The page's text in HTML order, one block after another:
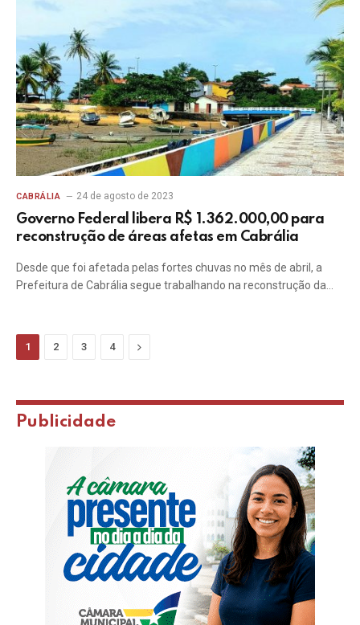
CABRÁLIA 24 de agosto de 2023
Governo Federal libera R$ 1.362.000,00 para
reconstrução de áreas afetas em Cabrália
Desde que foi afetada pelas fortes chuvas no mês de abril, a
Prefeitura de Cabrália segue trabalhando na reconstrução da…
1 2 3 4 Next
Publicidade